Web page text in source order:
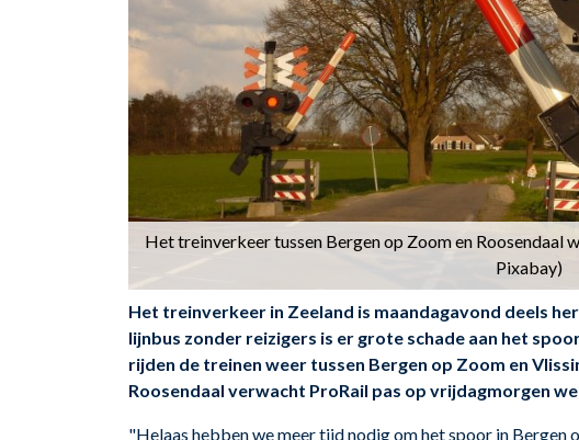
Het treinverkeer tussen Bergen op Zoom en
Pixabay)
Het treinverkeer in Zeeland is maandagavond deels
lijnbus zonder reizigers is er grote schade aan het
rijden de treinen weer tussen Bergen op Zoom en
Roosendaal verwacht ProRail pas op vrijdagmorgen
"Helaas hebben we meer tijd nodig om het spoor in Bergen